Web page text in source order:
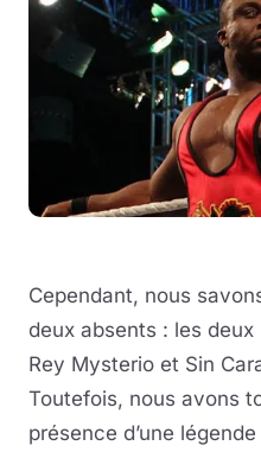
Cependant, nous
deux absents : les
Rey Mysterio et Sin
Toutefois, nous avons
présence d’une